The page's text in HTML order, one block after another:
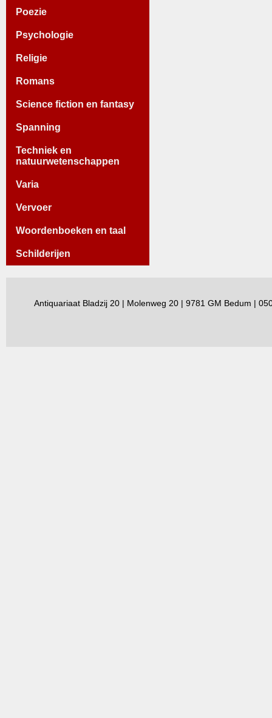
Poezie
Psychologie
Religie
Romans
Science fiction en fantasy
Spanning
Techniek en
natuurwetenschappen
Varia
Vervoer
Woordenboeken en taal
Schilderijen
Antiquariaat Bladzij 20 | Molenweg 20 | 9781 GM Bedum |